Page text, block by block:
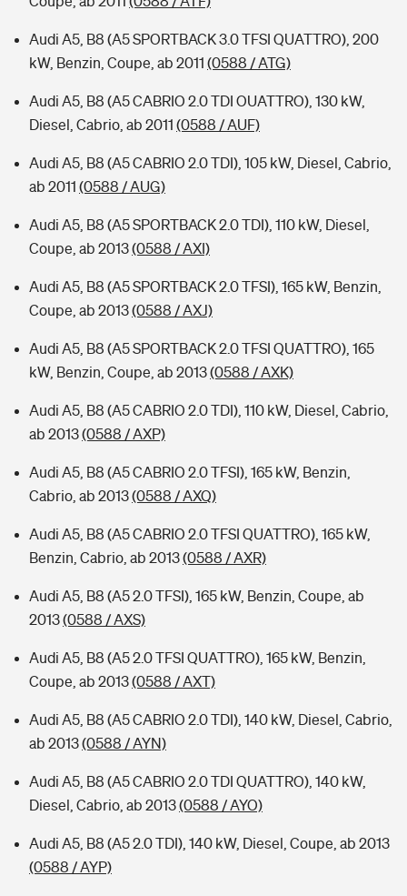
Audi A5, B8 (A5 SPORTBACK 3.0 TFSI QUATTRO), 200
kW, Benzin, Coupe, ab 2011 (0588 / ATG)
Audi A5, B8 (A5 CABRIO 2.0 TDI OUATTRO), 130 kW,
Diesel, Cabrio, ab 2011 (0588 / AUF)
Audi A5, B8 (A5 CABRIO 2.0 TDI), 105 kW, Diesel, Cabrio,
ab 2011 (0588 / AUG)
Audi A5, B8 (A5 SPORTBACK 2.0 TDI), 110 kW, Diesel,
Coupe, ab 2013(0588 / AXI)
Audi A5, B8 (A5 SPORTBACK 2.0 TFSI), 165 kW, Benzin,
Coupe, ab 2013(0588 / AXJ)
Audi A5, B8 (A5 SPORTBACK 2.0 TFSI QUATTRO), 165
kW, Benzin, Coupe, ab 2013(0588 / AXK)
Audi A5, B8 (A5 CABRIO 2.0 TDI), 110 kW, Diesel, Cabrio,
ab 2013(0588 / AXP)
Audi A5, B8 (A5 CABRIO 2.0 TFSI), 165 kW, Benzin,
Cabrio, ab 2013(0588 / AXQ)
Audi A5, B8 (A5 CABRIO 2.0 TFSI QUATTRO), 165 kW,
Benzin, Cabrio, ab 2013(0588 / AXR)
Audi A5, B8 (A5 2.0 TFSI), 165 kW, Benzin, Coupe, ab
2013(0588 / AXS)
Audi A5, B8 (A5 2.0 TFSI QUATTRO), 165 kW, Benzin,
Coupe, ab 2013(0588 / AXT)
Audi A5, B8 (A5 CABRIO 2.0 TDI), 140 kW, Diesel, Cabrio,
ab 2013(0588 / AYN)
Audi A5, B8 (A5 CABRIO 2.0 TDI QUATTRO), 140 kW,
Diesel, Cabrio, ab 2013(0588 / AYO)
Audi A5, B8 (A5 2.0 TDI), 140 kW, Diesel, Coupe, ab 2013
(0588 / AYP)